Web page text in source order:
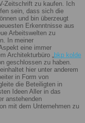
Zeitschrift zu kaufen. Ich
sein, dass sich die
und bin überzeugt
Erkenntnisse aus
Arbeitswelten zu
In meiner
eine immer
Architekturbüro „bkp kolde
geschlossen zu haben.
hier unter anderem
in Form von
die Beteiligten in
Ideen Aller in das
anstehenden
mit dem Unternehmen zu